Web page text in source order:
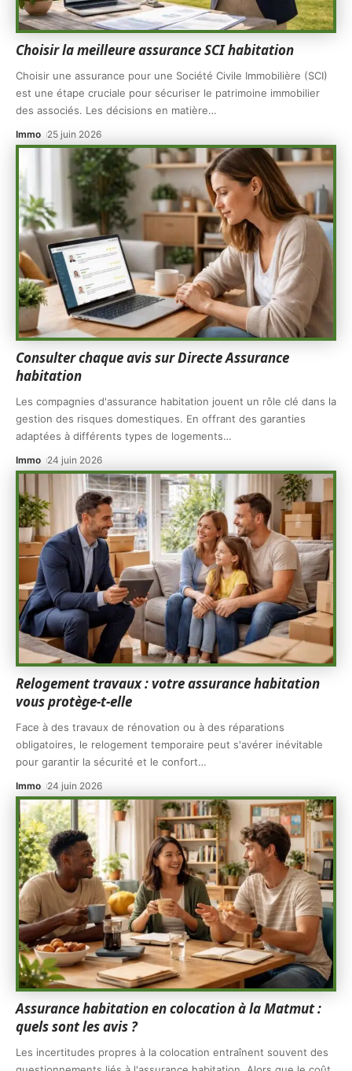
Choisir la meilleure assurance SCI habitation
Choisir une assurance pour une Société Civile Immobilière (SCI)
est une étape cruciale pour sécuriser le patrimoine immobilier
des associés. Les décisions en matière…
Immo 25 juin 2026
Consulter chaque avis sur Directe Assurance
habitation
Les compagnies d'assurance habitation jouent un rôle clé dans la
gestion des risques domestiques. En offrant des garanties
adaptées à différents types de logements…
Immo 24 juin 2026
Relogement travaux : votre assurance habitation
vous protège-t-elle
Face à des travaux de rénovation ou à des réparations
obligatoires, le relogement temporaire peut s'avérer inévitable
pour garantir la sécurité et le confort…
Immo 24 juin 2026
Assurance habitation en colocation à la Matmut :
quels sont les avis ?
Les incertitudes propres à la colocation entraînent souvent des